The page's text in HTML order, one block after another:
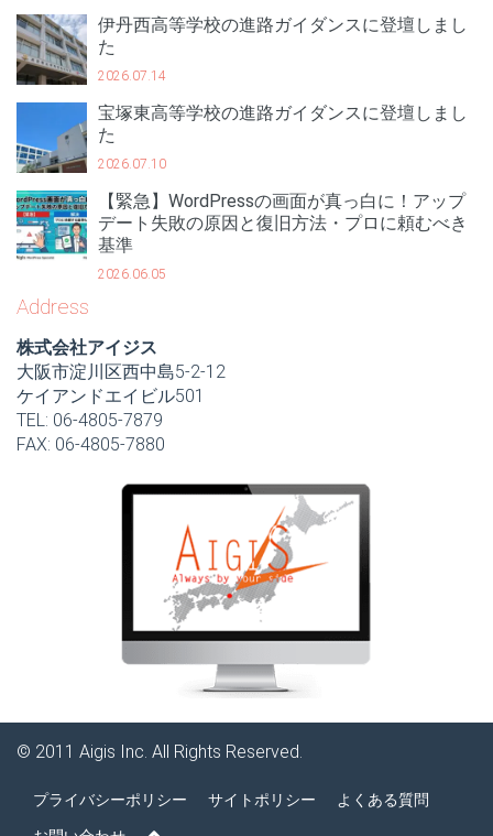
伊丹西高等学校の進路ガイダンスに登壇しまし
た
2026.07.14
宝塚東高等学校の進路ガイダンスに登壇しまし
た
2026.07.10
【緊急】WordPressの画面が真っ白に！アップ
デート失敗の原因と復旧方法・プロに頼むべき
基準
2026.06.05
Address
株式会社アイジス
大阪市淀川区西中島5-2-12
ケイアンドエイビル501
TEL: 06-4805-7879
FAX: 06-4805-7880
© 2011 Aigis Inc. All Rights Reserved.
プライバシーポリシー サイトポリシー よくある質問